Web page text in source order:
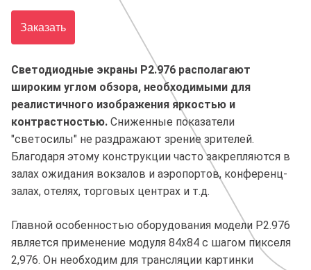
Заказать
Светодиодные экраны P2.976 располагают
широким углом обзора, необходимыми для
реалистичного изображения яркостью и
контрастностью. Сниженные показатели
"светосилы" не раздражают зрение зрителей.
Благодаря этому конструкции часто закрепляются в
залах ожидания вокзалов и аэропортов, конференц-
залах, отелях, торговых центрах и т.д.
Главной особенностью оборудования модели P2.976
является применение модуля 84х84 с шагом пикселя
2,976. Он необходим для трансляции картинки